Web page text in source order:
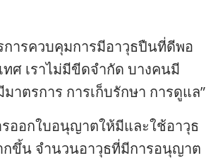
ารควบคุมการมีอาวุธปืนที่ดีพอ
ศ เราไม่มีขีดจำกัด บางคนมี
ตรการ การเก็บรักษา การดูแล”
รออกใบอนุญาตให้มีและใช้อาวุธ
กขึ้น จำนวนอาวุธที่มีการอนุญาต